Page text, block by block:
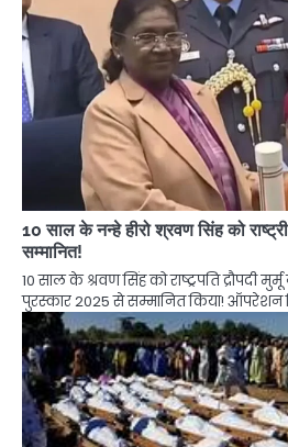
10 साल के नन्हे हीरो श्रवण सिंह को
सम्मानित!
10 साल के श्रवण सिंह को राष्ट्रपति द्रौपदी मुर्मू
पुरस्कार 2025 से सम्मानित किया! ऑपरेशन